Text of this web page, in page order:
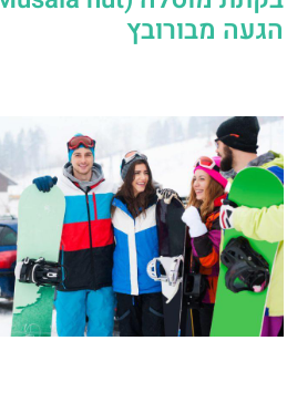
הגעה מבורובץ